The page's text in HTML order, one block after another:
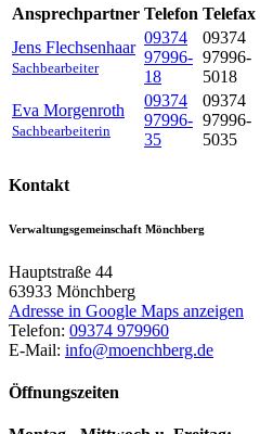
Ansprechpartner Telefon Telefax
Jens Flechsenhaar
Sachbearbeiter
09374
97996-
18
09374
97996-
5018
Eva Morgenroth
Sachbearbeiterin
09374
97996-
35
09374
97996-
5035
Kontakt
Verwaltungsgemeinschaft Mönchberg
Hauptstraße 44
63933 Mönchberg
Adresse in Google Maps anzeigen
Telefon: 09374 979960
E-Mail: info@moenchberg.de
Öffnungszeiten